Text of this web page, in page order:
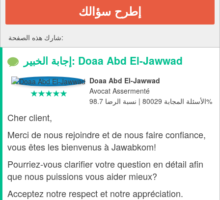
إطرح سؤالك
شارك هذه الصفحة:
إجابة الخبير: Doaa Abd El-Jawwad
Doaa Abd El-Jawwad
Avocat Assermenté
الأسئلة المجابة 80029 | نسبة الرضا 98.7%
Cher client,
Merci de nous rejoindre et de nous faire confiance,
vous êtes les bienvenus à Jawabkom!
Pourriez-vous clarifier votre question en détail afin
que nous puissions vous aider mieux?
Acceptez notre respect et notre appréciation.